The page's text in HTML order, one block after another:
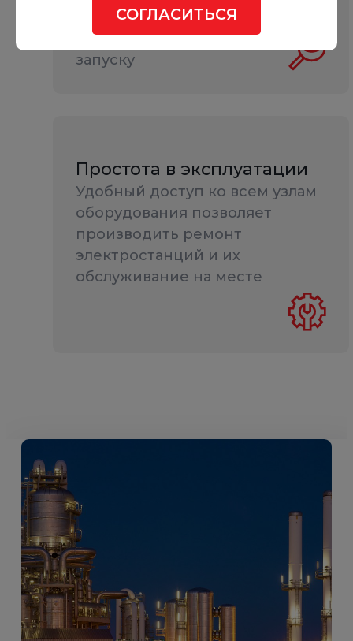
электростанции и дают
уверенность в её готовности к
запуску
Простота в эксплуатации
Удобный доступ ко всем узлам
оборудования позволяет
производить ремонт
электростанций и их
обслуживание на месте
СОГЛАСИТЬСЯ